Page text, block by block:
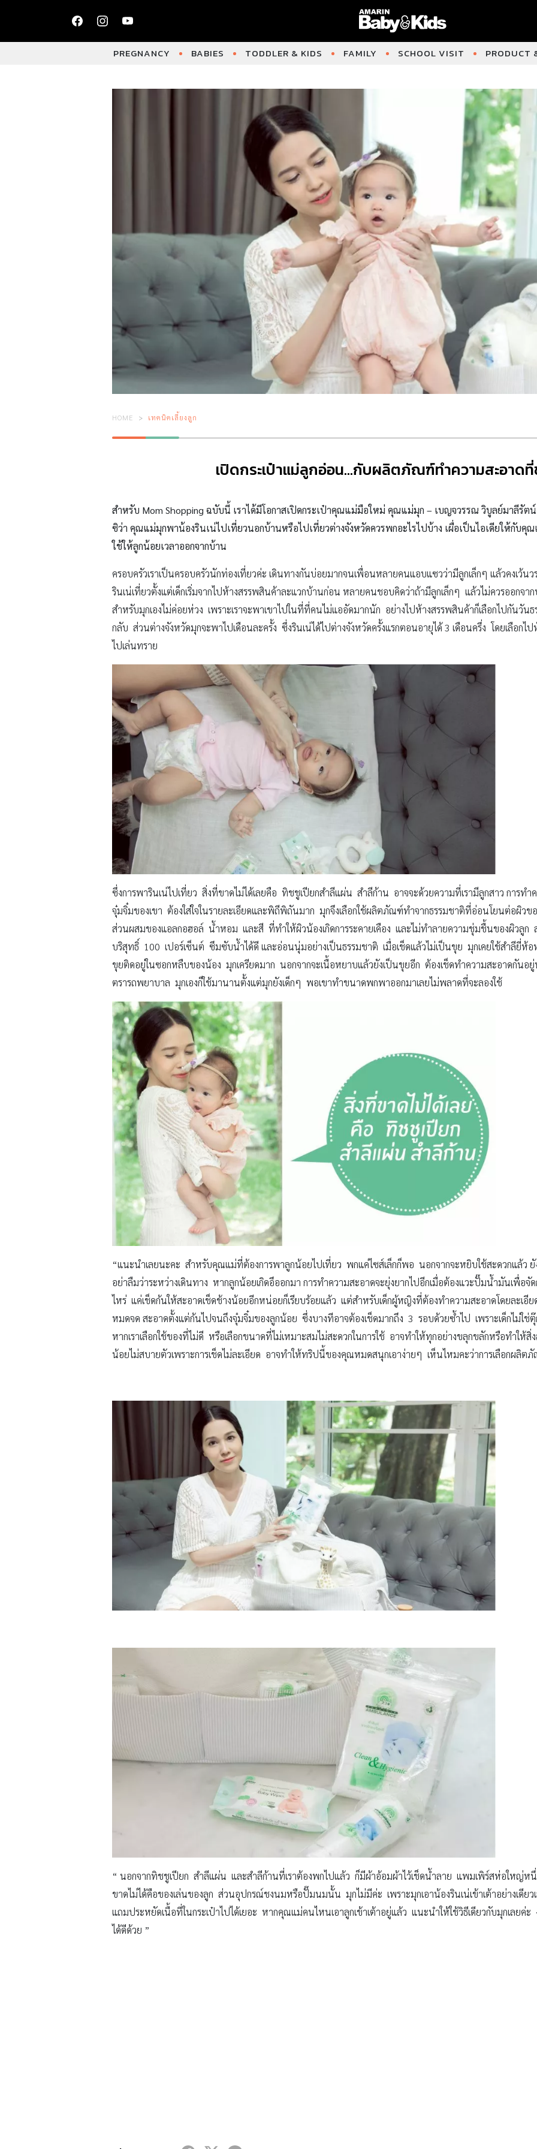
PREGNANCY BABIES TODDLER & KIDS FAMILY SCHOOL VISIT PRODUCT
HOME เทคนิคเลี้ยงลูก
เปิดกระเป๋าแม่ลูกอ่อน…กับผลิตภัณฑ์ทำความสะอาดที่
สำหรับ Mom Shopping ฉบับนี้ เราได้มีโอกาสเปิดกระเป๋าคุณแม่มือใหม่ คุณแม่มุก – เบญจวรรณ วิบูลย์มาลีรัต
ซิว่า คุณแม่มุกพาน้องรินเน่ไปเที่ยวนอกบ้านหรือไปเที่ยวต่างจังหวัดควรพกอะไรไปบ้าง เผื่อเป็นไอเดียให้กับคุณ
ใช้ให้ลูกน้อยเวลาออกจากบ้าน
ครอบครัวเราเป็นครอบครัวนักท่องเที่ยวค่ะ เดินทางกันบ่อยมากจนเพื่อนหลายคนแอบแซวว่ามีลูกเล็กๆ แล้วคงเว้น
รินเน่เที่ยวตั้งแต่เด็กเริ่มจากไปห้างสรรพสินค้าละแวกบ้านก่อน หลายคนชอบคิดว่าถ้ามีลูกเล็กๆ แล้วไม่ควรออกจา
สำหรับมุกเองไม่ค่อยห่วง เพราะเราจะพาเขาไปในที่ที่คนไม่แออัดมากนัก อย่างไปห้างสรรพสินค้าก็เลือกไปกันวั
กลับ ส่วนต่างจังหวัดมุกจะพาไปเดือนละครั้ง ซึ่งรินเน่ได้ไปต่างจังหวัดครั้งแรกตอนอายุได้ 3 เดือนครึ่ง โดยเลือก
ไปเล่นทราย
ซึ่งการพารินเน่ไปเที่ยว สิ่งที่ขาดไม่ได้เลยคือ ทิชชูเปียกสำลีแผ่น สำลีก้าน อาจจะด้วยความที่เรามีลูกสาว การทำ
จุ๋มจิ๋มของเขา ต้องใส่ใจในรายละเอียดและพิถีพิถันมาก มุกจึงเลือกใช้ผลิตภัณฑ์ทำจากธรรมชาติที่อ่อนโยนต่อผิว
ส่วนผสมของแอลกอฮอล์ น้ำหอม และสี ที่ทำให้ผิวน้องเกิดการระคายเคือง และไม่ทำลายความชุ่มชื้นของผิวลูก
บริสุทธิ์ 100 เปอร์เซ็นต์ ซึมซับน้ำได้ดี และอ่อนนุ่มอย่างเป็นธรรมชาติ เมื่อเช็ดแล้วไม่เป็นขุย มุกเคยใช้สำลียี่ห้อ
ขุยติดอยู่ในซอกหลืบของน้อง มุกเครียดมาก นอกจากจะเนื้อหยาบแล้วยังเป็นขุยอีก ต้องเช็ดทำความสะอาดกันอ
ตรารถพยาบาล มุกเองก็ใช้มานานตั้งแต่มุกยังเด็กๆ พอเขาทำขนาดพกพาออกมาเลยไม่พลาดที่จะลองใช้
“แนะนำเลยนะคะ สำหรับคุณแม่ที่ต้องการพาลูกน้อยไปเที่ยว พกแค่ไซส์เล็กก็พอ นอกจากจะหยิบใช้สะดวกแล้ว ยั
อย่าลืมว่าระหว่างเดินทาง หากลูกน้อยเกิดอึออกมา การทำความสะอาดจะยุ่งยากไปอีกเมื่อต้องแวะปั๊มน้ำมันเพื่อจั
ไหร่ แค่เช็ดก้นให้สะอาดเช็ดช้างน้อยอีกหน่อยก็เรียบร้อยแล้ว แต่สำหรับเด็กผู้หญิงที่ต้องทำความสะอาดโดยละเอี
หมดจด สะอาดตั้งแต่ก้นไปจนถึงจุ๋มจิ๋มของลูกน้อย ซึ่งบางทีอาจต้องเช็ดมากถึง 3 รอบด้วยซ้ำไป เพราะเด็กไม่ใช่
หากเราเลือกใช้ของที่ไม่ดี หรือเลือกขนาดที่ไม่เหมาะสมไม่สะดวกในการใช้ อาจทำให้ทุกอย่างขลุกขลักหรือทำให้สิ่
น้อยไม่สบายตัวเพราะการเช็ดไม่ละเอียด อาจทำให้ทริปนี้ของคุณหมดสนุกเอาง่ายๆ เห็นไหมคะว่าการเลือกผลิต
“ นอกจากทิชชูเปียก สำลีแผ่น และสำลีก้านที่เราต้องพกไปแล้ว ก็มีผ้าอ้อมผ้าไว้เช็ดน้ำลาย แพมเพิร์สห่อใหญ่
ขาดไม่ได้คือของเล่นของลูก ส่วนอุปกรณ์ชงนมหรือปั๊มนมนั้น มุกไม่มีค่ะ เพราะมุกเอาน้องรินเน่เข้าเต้าอย่างเดี
แถมประหยัดเนื้อที่ในกระเป๋าไปได้เยอะ หากคุณแม่คนไหนเอาลูกเข้าเต้าอยู่แล้ว แนะนำให้ใช้วิธีเดียวกับมุกเลย
ได้ดีด้วย ”